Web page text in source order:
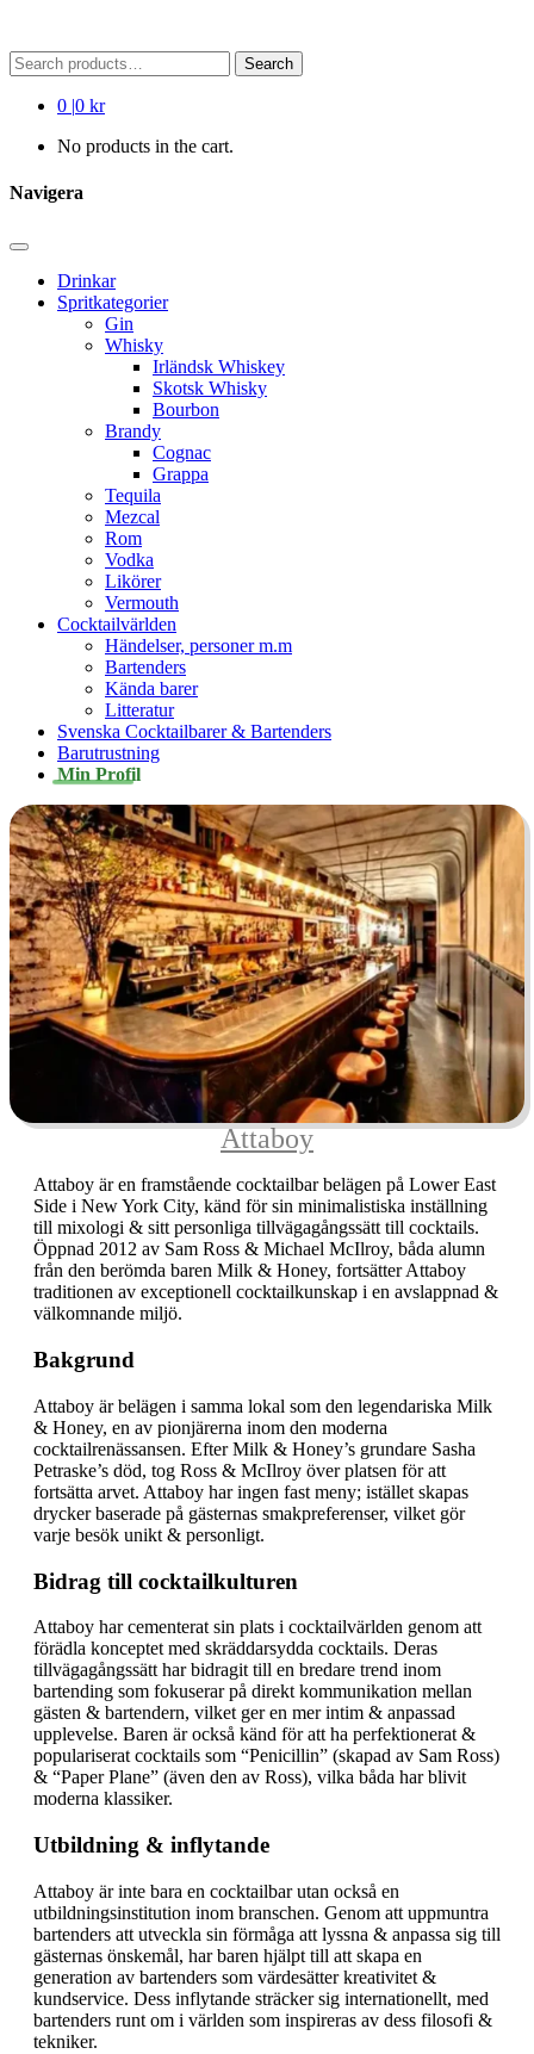
Search
for:
Search
0 |0 kr
No products in the cart.
Navigera
Drinkar
Spritkategorier
Gin
Whisky
Irländsk Whiskey
Skotsk Whisky
Bourbon
Brandy
Cognac
Grappa
Tequila
Mezcal
Rom
Vodka
Likörer
Vermouth
Cocktailvärlden
Händelser, personer m.m
Bartenders
Kända barer
Litteratur
Svenska Cocktailbarer & Bartenders
Barutrustning
Min Profil
Attaboy
Attaboy är en framstående cocktailbar belägen på Lower East
Side i New York City, känd för sin minimalistiska inställning
till mixologi & sitt personliga tillvägagångssätt till cocktails.
Öppnad 2012 av Sam Ross & Michael McIlroy, båda alumn
från den berömda baren Milk & Honey, fortsätter Attaboy
traditionen av exceptionell cocktailkunskap i en avslappnad &
välkomnande miljö.
Bakgrund
Attaboy är belägen i samma lokal som den legendariska Milk
& Honey, en av pionjärerna inom den moderna
cocktailrenässansen. Efter Milk & Honey’s grundare Sasha
Petraske’s död, tog Ross & McIlroy över platsen för att
fortsätta arvet. Attaboy har ingen fast meny; istället skapas
drycker baserade på gästernas smakpreferenser, vilket gör
varje besök unikt & personligt.
Bidrag till cocktailkulturen
Attaboy har cementerat sin plats i cocktailvärlden genom att
förädla konceptet med skräddarsydda cocktails. Deras
tillvägagångssätt har bidragit till en bredare trend inom
bartending som fokuserar på direkt kommunikation mellan
gästen & bartendern, vilket ger en mer intim & anpassad
upplevelse. Baren är också känd för att ha perfektionerat &
populariserat cocktails som “Penicillin” (skapad av Sam Ross)
& “Paper Plane” (även den av Ross), vilka båda har blivit
moderna klassiker.
Utbildning & inflytande
Attaboy är inte bara en cocktailbar utan också en
utbildningsinstitution inom branschen. Genom att uppmuntra
bartenders att utveckla sin förmåga att lyssna & anpassa sig till
gästernas önskemål, har baren hjälpt till att skapa en
generation av bartenders som värdesätter kreativitet &
kundservice. Dess inflytande sträcker sig internationellt, med
bartenders runt om i världen som inspireras av dess filosofi &
tekniker.